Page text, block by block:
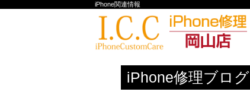
iPhone関連情報
iPhone修理ブログ